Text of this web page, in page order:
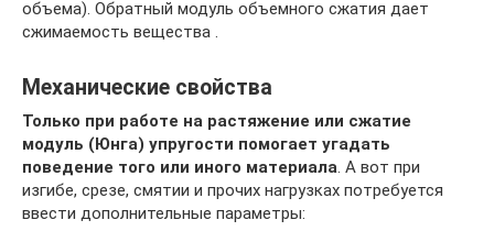
объема). Обратный модуль объемного сжатия дает
сжимаемость вещества .
Механические свойства
Только при работе на растяжение или сжатие
модуль (Юнга) упругости помогает угадать
поведение того или иного материала. А вот при
изгибе, срезе, смятии и прочих нагрузках потребуется
ввести дополнительные параметры: